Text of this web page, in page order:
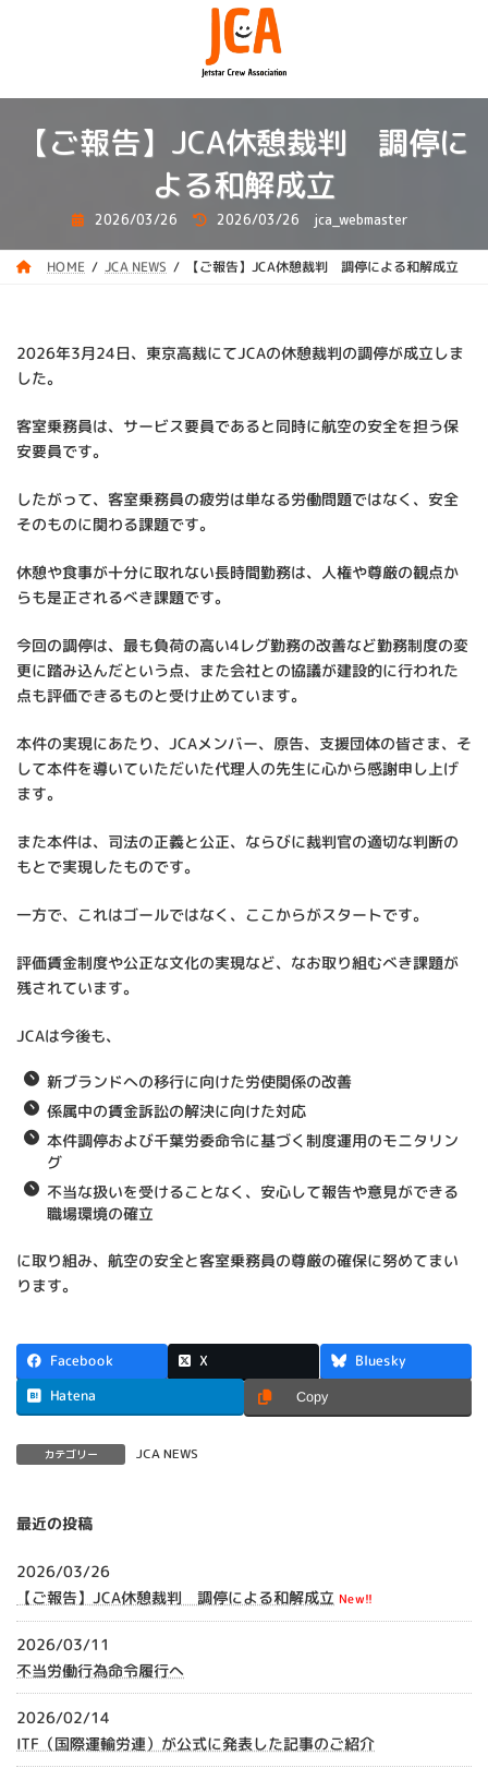
ツ
シ
【ご報告】JCA休憩裁判 調停に
よる和解成立
2026/03/26 最
新
日
2026/03/26 jca_webmaster
HOME JCA NEWS 【ご報告】JCA休憩裁判 調停による和解成立
2026年3月24日、東京高裁にてJCAの休憩裁判の調停が成立しま
した。
客室乗務員は、サービス要員であると同時に航空の安全を担う保
安要員です。
したがって、客室乗務員の疲労は単なる労働問題ではなく、安全
そのものに関わる課題です。
休憩や食事が十分に取れない長時間勤務は、人権や尊厳の観点か
らも是正されるべき課題です。
今回の調停は、最も負荷の高い4レグ勤務の改善など勤務制度の変
更に踏み込んだという点、また会社との協議が建設的に行われた
点も評価できるものと受け止めています。
本件の実現にあたり、JCAメンバー、原告、支援団体の皆さま、そ
して本件を導いていただいた代理人の先生に心から感謝申し上げ
ます。
また本件は、司法の正義と公正、ならびに裁判官の適切な判断の
もとで実現したものです。
一方で、これはゴールではなく、ここからがスタートです。
評価賃金制度や公正な文化の実現など、なお取り組むべき課題が
残されています。
JCAは今後も、
新ブランドへの移行に向けた労使関係の改善
係属中の賃金訴訟の解決に向けた対応
本件調停および千葉労委命令に基づく制度運用のモニタリン
グ
不当な扱いを受けることなく、安心して報告や意見ができる
職場環境の確立
に取り組み、航空の安全と客室乗務員の尊厳の確保に努めてまい
ります。
Facebook X Bluesky
Hatena Copy
カテゴリー JCA NEWS
最近の投稿
2026/03/26
【ご報告】JCA休憩裁判 調停による和解成立 New!!
2026/03/11
不当労働行為命令履行へ
2026/02/14
ITF（国際運輸労連）が公式に発表した記事のご紹介